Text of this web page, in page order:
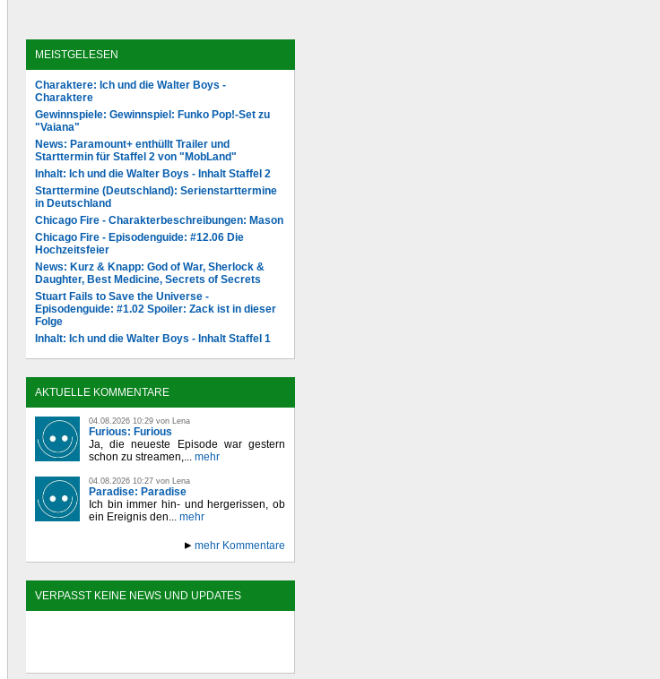
MEISTGELESEN
Charaktere: Ich und die Walter Boys -
Charaktere
Gewinnspiele: Gewinnspiel: Funko Pop!-Set zu
"Vaiana"
News: Paramount+ enthüllt Trailer und
Starttermin für Staffel 2 von "MobLand"
Inhalt: Ich und die Walter Boys - Inhalt Staffel 2
Starttermine (Deutschland): Serienstarttermine
in Deutschland
Chicago Fire - Charakterbeschreibungen: Mason
Chicago Fire - Episodenguide: #12.06 Die
Hochzeitsfeier
News: Kurz & Knapp: God of War, Sherlock &
Daughter, Best Medicine, Secrets of Secrets
Stuart Fails to Save the Universe -
Episodenguide: #1.02 Spoiler: Zack ist in dieser
Folge
Inhalt: Ich und die Walter Boys - Inhalt Staffel 1
AKTUELLE KOMMENTARE
04.08.2026 10:29 von Lena
Furious: Furious
Ja, die neueste Episode war gestern
schon zu streamen,... mehr
04.08.2026 10:27 von Lena
Paradise: Paradise
Ich bin immer hin- und hergerissen, ob
ein Ereignis den... mehr
mehr Kommentare
VERPASST KEINE NEWS UND UPDATES